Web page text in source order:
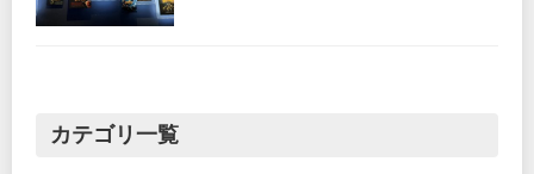
カテゴリ一覧